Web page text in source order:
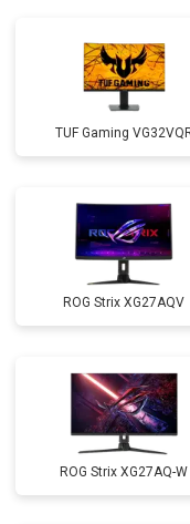
TUF Gaming
ROG Strix XG27AQV
ROG Strix XG27AQ-W